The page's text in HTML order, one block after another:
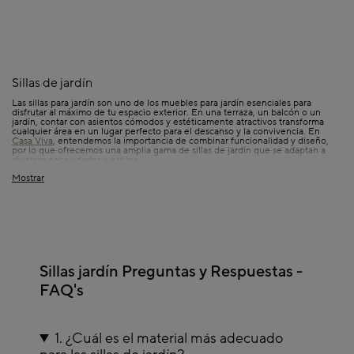
Sillas de jardín
Las sillas para jardín son uno de los muebles para jardín esenciales para
disfrutar al máximo de tu espacio exterior. En una terraza, un balcón o un
jardín, contar con asientos cómodos y estéticamente atractivos transforma
cualquier área en un lugar perfecto para el descanso y la convivencia. En
Casa Viva, entendemos la importancia de combinar funcionalidad y diseño,
por lo que ofrecemos una amplia gama de sillas de jardín que se adaptan a
Materiales duraderos:
Por qué elegir nuestras sillas de exterior:
calidad y funcionalidad
aspectos como el material, diseño y resistencia, para garantizar una elección
acertada. En cuanto al material, la elección influye tanto en la durabilidad
como en el mantenimiento de estas. Las sillas de plástico para jardín son
Mostrar
Sillas jardín Preguntas y Respuestas -
FAQ's
1. ¿Cuál es el material más adecuado